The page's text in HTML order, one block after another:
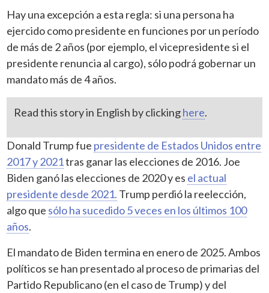
Hay una excepción a esta regla: si una persona ha
ejercido como presidente en funciones por un período
de más de 2 años (por ejemplo, el vicepresidente si el
presidente renuncia al cargo), sólo podrá gobernar un
mandato más de 4 años.
Read this story in English by clickinghere.
Donald Trump fue presidente de Estados Unidos entre
2017 y 2021tras ganar las elecciones de 2016. Joe
Biden ganó las elecciones de 2020 y es el actual
presidente desde 2021. Trump perdió la reelección,
algo que sólo ha sucedido 5 veces en los últimos 100
años.
El mandato de Biden termina en enero de 2025. Ambos
políticos se han presentado al proceso de primarias del
Partido Republicano (en el caso de Trump) y del